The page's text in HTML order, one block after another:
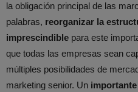
la obligación principal de las
palabras, reorganizar la
imprescindible para este
que todas las empresas sean
múltiples posibilidades de
marketing senior. Un